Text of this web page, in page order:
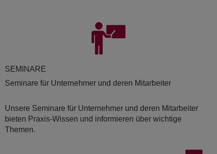
SE­MI­NA­RE
Seminare für Unternehmer und deren Mitarbeiter
Unsere Seminare für Unternehmer und deren Mitarbeiter
bieten Praxis-Wissen und informieren über wichtige
Themen.